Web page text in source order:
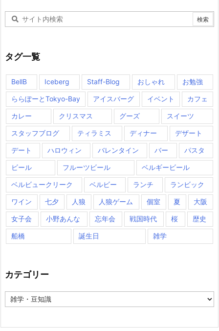
タグ一覧
BellB Iceberg Staff-Blog おしゃれ お勉強
ららぽーとTokyo-Bay アイスバーグ イベント カフェ
カレー クリスマス グーズ スイーツ
スタッフブログ ティラミス ディナー デザート
デート ハロウィン バレンタイン バー パスタ
ビール フルーツビール ベルギービール
ベルビュークリーク ベルビー ランチ ランビック
ワイン 七夕 人狼 人狼ゲーム 個室 夏 大阪
女子会 小野あんな 忘年会 戦国時代 桜 歴史
船橋 誕生日 雑学
カテゴリー
カ
テ